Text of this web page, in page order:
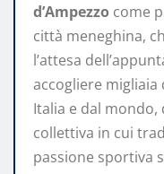
d’Ampezzo come
città meneghina,
l’attesa
accogliere
Italia e dal mondo,
collettiva in cui
passione sportiva